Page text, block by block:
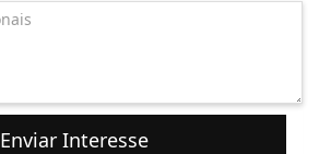
Enviar Interesse